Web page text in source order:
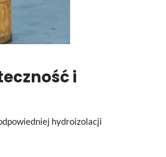
i
hydroizolacji